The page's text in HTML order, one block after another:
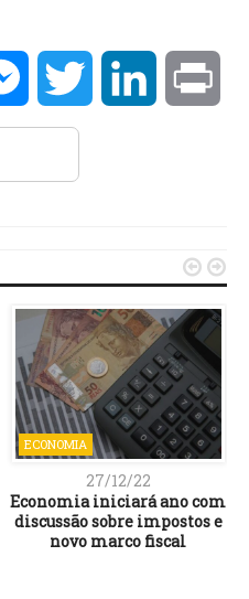
MessengerTwitter LinkedIn
ECONOMIA
27/12/22
Economia iniciará ano com
discussão sobre impostos e
novo marco fiscal
 